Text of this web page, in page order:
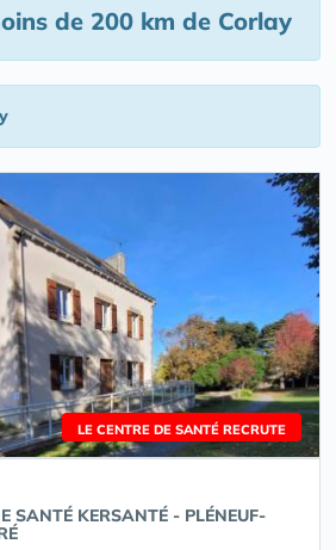
de 200 km de Corlay
LE CENTRE DE SANTÉ RECRUTE
SANTÉ KERSANTÉ - PLÉNEUF-